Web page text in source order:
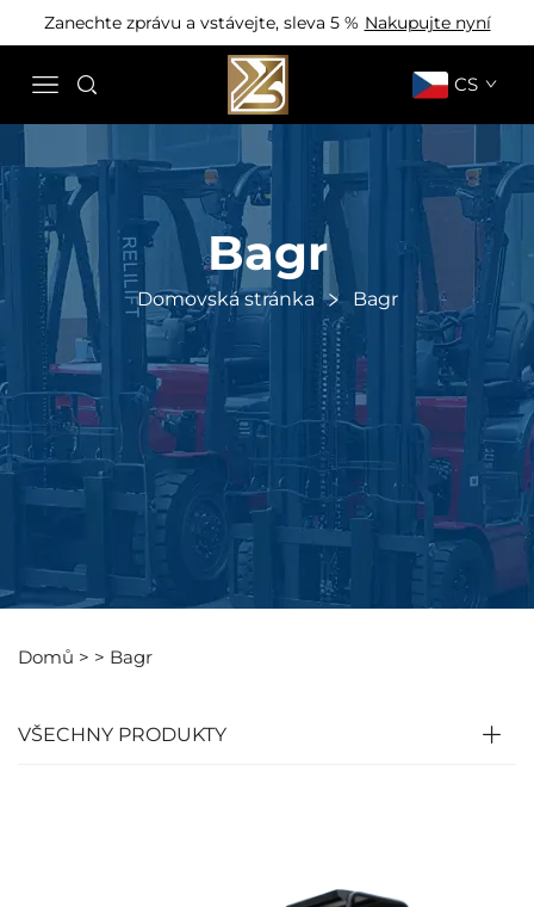
Zanechte zprávu a vstávejte, sleva 5 % Nakupujte nyní
CS
Bagr
Domovská stránka Bagr
Domů > > Bagr
VŠECHNY PRODUKTY